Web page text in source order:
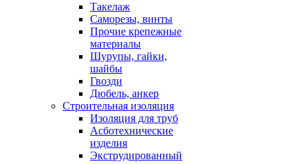
Такелаж
Саморезы, винты
Прочие крепежные
материалы
Шурупы, гайки,
шайбы
Гвозди
Дюбель, анкер
Строительная изоляция
Изоляция для труб
Асботехнические
изделия
Экструдированный